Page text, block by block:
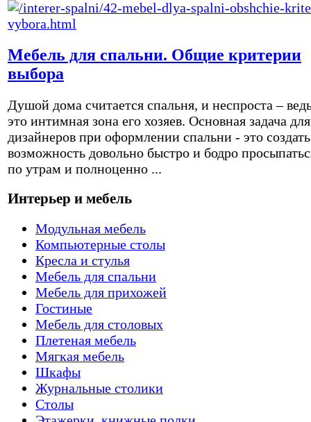
Мебель для спальни. Общие критерии
выбора
Душой дома считается спальня, и неспроста –
это интимная зона его хозяев. Основная задача для
дизайнеров при оформлении спальни - это создать
возможность довольно быстро и бодро
по утрам и полноценно ...
Интерьер и мебель
Модульная мебель
Компьютерные столы
Кресла и стулья
Мебель для спальни
Мебель для прихожей
Гостиные
Мебель для столовых
Плетеная мебель
Мягкая мебель
Шкафы
Журнальные столики
Столы